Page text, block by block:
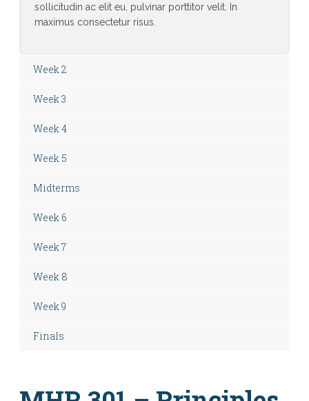
sollicitudin ac elit eu, pulvinar porttitor velit. In
maximus consectetur risus.
Week 2
Week 3
Week 4
Week 5
Midterms
Week 6
Week 7
Week 8
Week 9
Finals